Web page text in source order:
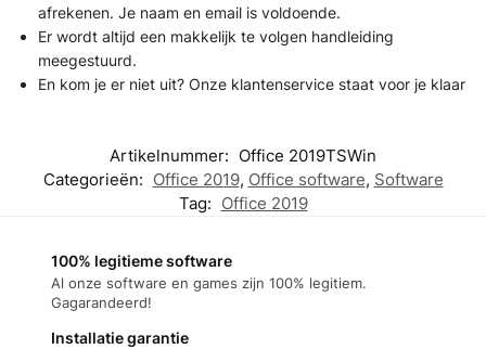
afrekenen. Je naam en email is voldoende.
Er wordt altijd een makkelijk te volgen handleiding
meegestuurd.
En kom je er niet uit? Onze klantenservice staat voor je klaar
Artikelnummer: Office 2019TSWin
Categorieën: Office 2019, Office software, Software
Tag: Office 2019
100% legitieme software
Al onze software en games zijn 100% legitiem.
Gagarandeerd!
Installatie garantie